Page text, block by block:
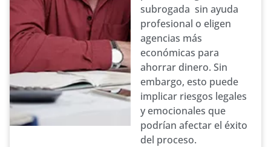
subrogada sin ayuda
profesional o eligen
agencias más
económicas para
ahorrar dinero. Sin
embargo, esto puede
implicar riesgos legales
y emocionales que
podrían afectar el éxito
del proceso.